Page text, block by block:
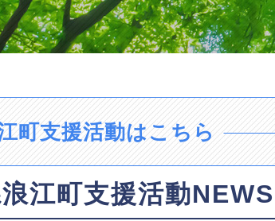
町支援活動はこちら
江町支援活動NEWS